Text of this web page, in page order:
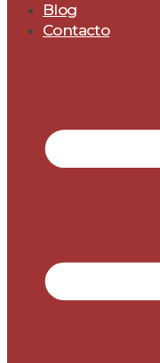
Blog
Contacto